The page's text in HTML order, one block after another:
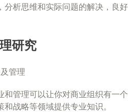
分析思维和实际问题的解决，良
研究
管理
和管理可以让你对商业组织有一
和战略等领域提供专业知识。